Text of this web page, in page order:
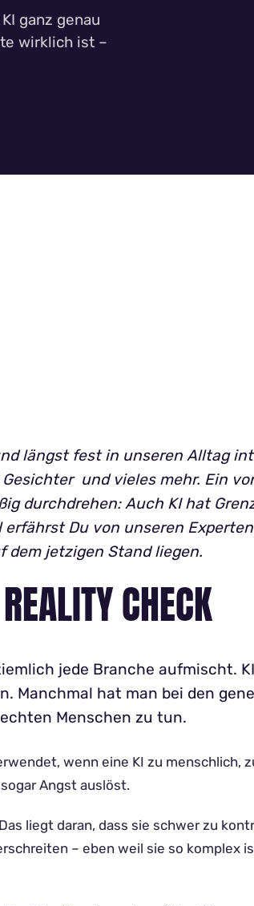
ganz genau
wirklich ist –
längst fest in unseren Alltag
und vieles mehr. Ein
durchdrehen: Auch KI hat
Du von unseren
dem jetzigen Stand liegen.
CHECK
jede Branche aufmischt.
Manchmal hat man bei den
Menschen zu tun.
wenn eine KI zu menschlich,
Angst auslöst.
liegt daran, dass sie schwer zu
– eben weil sie so komplex